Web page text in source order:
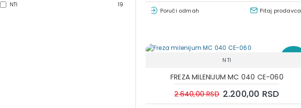
NTI 19
Poruči odmah Pitaj prodavca
NTI
FREZA MILENIJUM MC 040 CE-060
2.200,00 RSD
2.640,00 RSD